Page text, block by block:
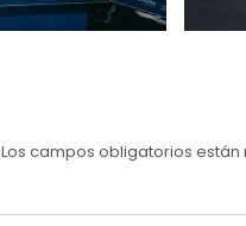
Los campos obligatorios